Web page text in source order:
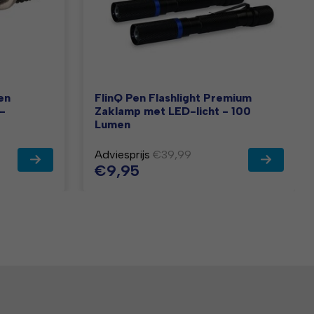
FlinQ Pen Flashlight Premium
Zaklamp met LED-licht - 100
Lumen
Adviesprijs €39,99
€9,95